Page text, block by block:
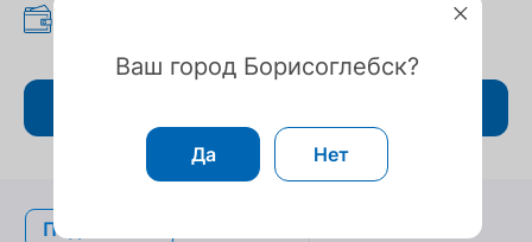
Подготовка
Подготовка
Ваш город Борисоглебск?
Да Нет